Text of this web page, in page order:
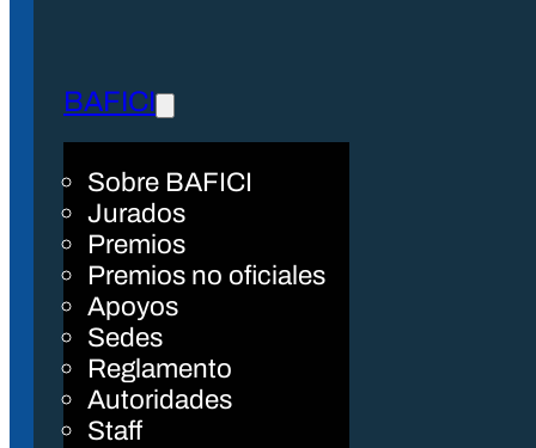
BAFICI
Sobre BAFICI
Jurados
Premios
Premios no oficiales
Apoyos
Sedes
Reglamento
Autoridades
Staff